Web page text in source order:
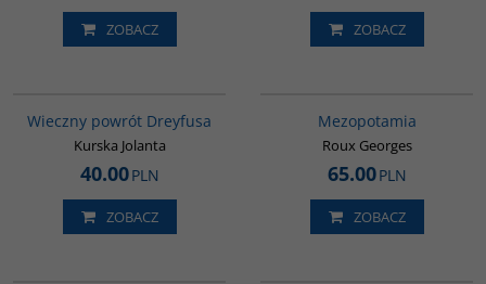
ZOBACZ ZOBACZ
Wieczny powrót Dreyfusa
Kurska Jolanta
40.00PLN
ZOBACZ
Mezopotamia
Roux Georges
65.00PLN
ZOBACZ